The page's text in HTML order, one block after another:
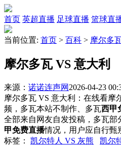
首页 英超直播 足球直播 篮球直
当前位置: 首页 > 百科 > 摩尔多
摩尔多瓦 VS 意大利
来源： 诺诺连声网 2026-04-23
摩尔多瓦 VS 意大利：在线看摩
频，多瓦本站不制作、多瓦西甲
全部来自网友自发投稿，多瓦
甲免费直播情况，用户应自行甄
标签 ： 凯尔特人 VS 灰熊 凯尔